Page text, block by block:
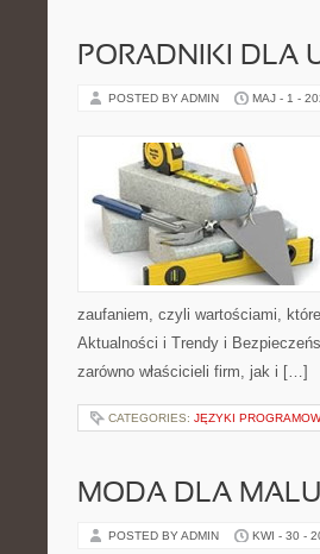
PORADNIKI DLA
POSTED BY ADMIN MAJ - 1 -
zaufaniem, czyli wartościami,
Aktualności i Trendy i
zarówno właścicieli firm, jak i […]
CATEGORIES: JĘZYKI
MODA DLA
POSTED BY ADMIN KWI - 30 -